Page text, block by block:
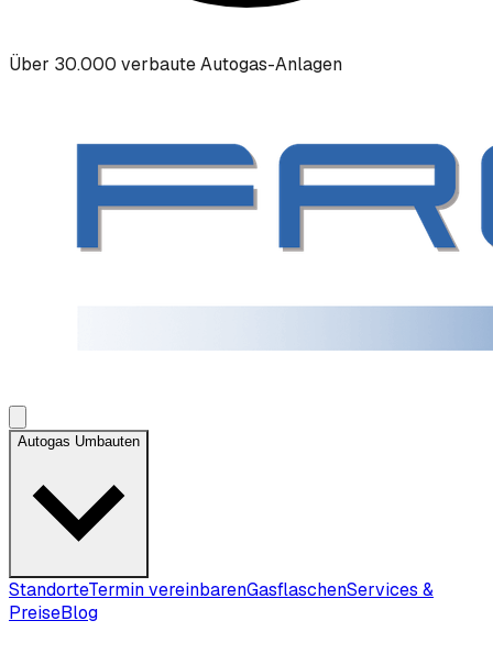
Über 30.000 verbaute Autogas-Anlagen
Autogas Umbauten
StandorteTermin vereinbarenGasflaschenServices &
PreiseBlog